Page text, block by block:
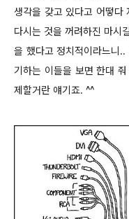
생각을 갖고 있다고 어떻다
다시는 것을 꺼려하진 마시
을 했다고 정치적이라느니
기하는 이들을 보면 한대
제할거란 얘기죠. ^^